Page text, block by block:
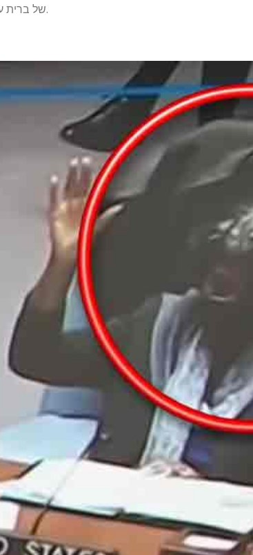
של ברית עולמית חדשה של אומות.